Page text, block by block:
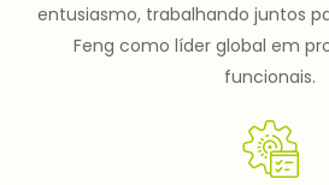
entusiasmo, trabalhando juntos
Feng como líder global em
funcionais.